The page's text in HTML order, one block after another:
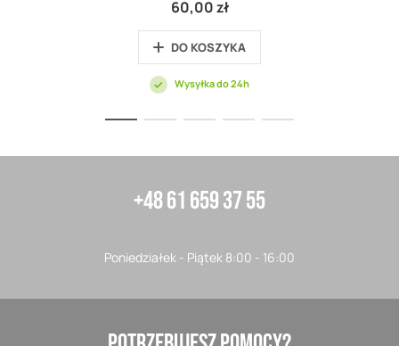
60,00 zł
DO KOSZYKA
Wysyłka do 24h
+48 61 659 37 55
Poniedziałek - Piątek 8:00 - 16:00